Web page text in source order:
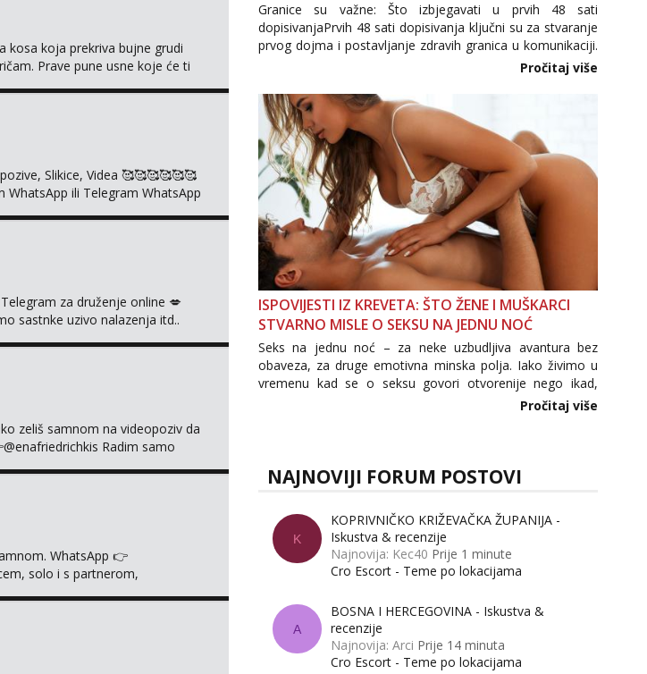
kosa koja prekriva bujne grudi
Prave pune usne koje će ti
Slikice, Videa 🥰🥰🥰🥰🥰🥰
WhatsApp ili Telegram WhatsApp
za druženje online 💋
sastnke uzivo nalazenja itd..
zeliš samnom na videopoziv da
Radim samo
WhatsApp 👉
solo i s partnerom,
Granice su važne: Što izbjegavati u prvih 48 sati
dopisivanjaPrvih 48 sati dopisivanja ključni su za stvaranje
prvog dojma i postavljanje zdravih granica u komunikaciji.
Važno je izbjeći prebrzo otkrivanje osobnih ili intimnih
informacija, jer nepoznata osoba još nije zaslužila to
povjerenje. Takođe...
Pročitaj više
ISPOVIJESTI IZ KREVETA: ŠTO ŽENE I MUŠKARCI
STVARNO MISLE O SEKSU NA JEDNU NOĆ
Seks na jednu noć – za neke uzbudljiva avantura bez
obaveza, za druge emotivna minska polja. Iako živimo u
vremenu kad se o seksu govori otvorenije nego ikad,
tema „jedne noći strasti“ i dalje izaziva burne rasprave. Što
Pročitaj više
NAJNOVIJI FORUM POSTOVI
K
KOPRIVNIČKO KRIŽEVAČKA ŽUPANIJA -
Iskustva & recenzije
Najnovija: Kec40 Prije 1 minute
Cro Escort - Teme po lokacijama
A
BOSNA I HERCEGOVINA - Iskustva &
recenzije
Najnovija: Arci Prije 14 minuta
Cro Escort - Teme po lokacijama